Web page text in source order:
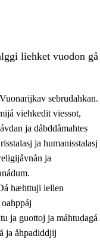
liehket vuodon gå
sebrudahkan.
viehkedit viessot,
ja dåbddåmahtes
ja humanisstalasj
ja
hæhttuji iellen
ja guottoj ja máhtudagá
ja åhpadiddjij